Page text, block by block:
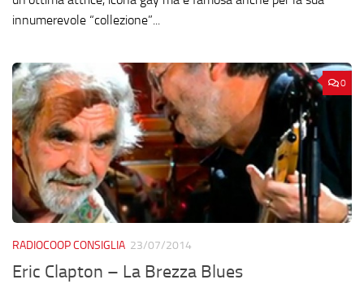
innumerevole “collezione”...
0
RADIOCOOP CONSIGLIA 23/07/2014
Eric Clapton – La Brezza Blues